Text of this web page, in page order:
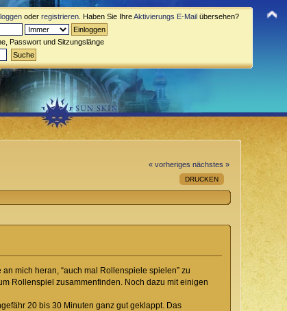
oder registrieren . Haben Sie IhreAktivierungs E-Mail übersehen?
Passwort und Sitzungslänge
« vorheriges nächstes »
DRUCKEN
mich heran, “auch mal Rollenspiele spielen” zu
Rollenspiel zusammenfinden. Noch dazu mit einigen
20 bis 30 Minuten ganz gut geklappt. Das